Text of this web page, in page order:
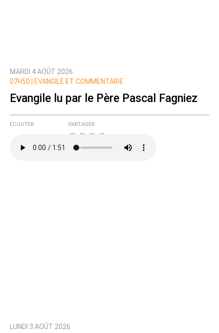
Prévenez-moi de tous les nouveaux commentaires
MARDI 4 AOÛT 2026
07H50 |
EVANGILE ET COMMENTAIRE
Evangile lu par le Père Pascal Fagniez
ÉCOUTER PARTAGER
LUNDI 3 AOÛT 2026